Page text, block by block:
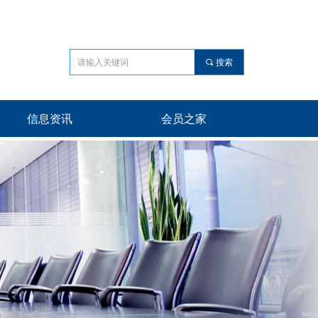
信息资讯 会员之家
끠 搜索